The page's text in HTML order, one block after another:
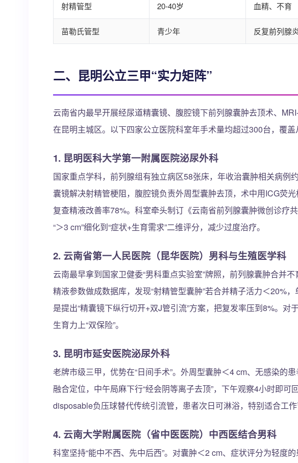
射精管型 20-40岁 血精、不育
苗勒氏管型 青少年 反复前列腺
二、昆明公立三甲“实力矩阵”
云南省内最早开展经尿道精囊镜、腹腔镜下前列腺囊肿去顶术、
在昆明主城区。以下四家公立医院科室年手术量均超过300台，覆盖
1. 昆明医科大学第一附属医院泌尿外科
国家重点学科，前列腺组有独立病区58张床，年收治囊肿相关病例
囊镜解决射精管梗阻，腹腔镜负责外周型囊肿去顶，术中用ICG荧
复查精液改善率78%。科室牵头制订《云南省前列腺囊肿微创诊疗
“＞3 cm”细化到“症状+生育需求”二维评分，减少过度治疗。
2. 云南省第一人民医院（昆华医院）男科与生殖医学科
云南最早拿到国家卫健委“男科重点实验室”牌照，前列腺囊肿合并
精液参数做成数据库，发现“射精管型囊肿”若合并精子活力＜20%
是提出“精囊镜下纵行切开+双J管引流”方案，把复发率压到8%。对
生育力上“双保险”。
3. 昆明市延安医院泌尿外科
老牌市级三甲，优势在“日间手术”。外周型囊肿＜4 cm、无感染的
融合定位，中午局麻下行“经会阴等离子去顶”，下午观察4小时即可
disposable负压球替代传统引流管，患者次日可淋浴，特别适合工作
4. 云南大学附属医院（省中医医院）中西医结合男科
科室坚持“能中不西、先中后西”。对囊肿＜2 cm、症状评分为轻度